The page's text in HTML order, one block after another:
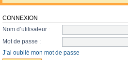
CONNEXION
Nom d’utilisateur :
Mot de passe :
J’ai oublié mon mot de passe